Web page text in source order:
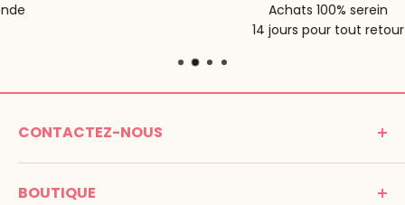
Achats 100% serein
14 jours pour tout retour
CONTACTEZ-NOUS
MONTESSORI SPIRIT
Promenade Jean Dalba
BOUTIQUE